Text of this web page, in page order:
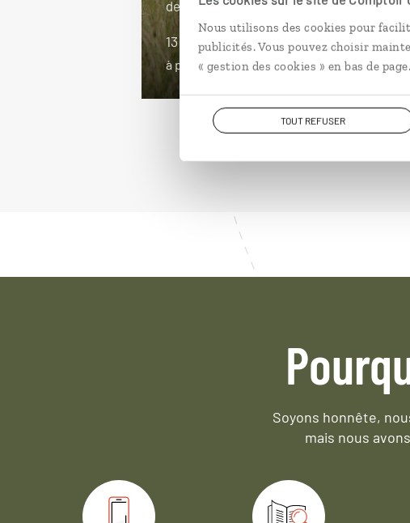
Nous utilisons des cookies pour
publicités. Vous pouvez choisir
« gestion des cookies » en bas de page.
TOUT REFUSER
de Bwindi...
13 jours / 11 nuits
à partir de 5650€
Soyons honnête,
mais nous